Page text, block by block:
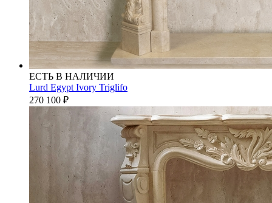
ЕСТЬ В НАЛИЧИИ
Lurd Egypt Ivory Triglifo
270 100 ₽